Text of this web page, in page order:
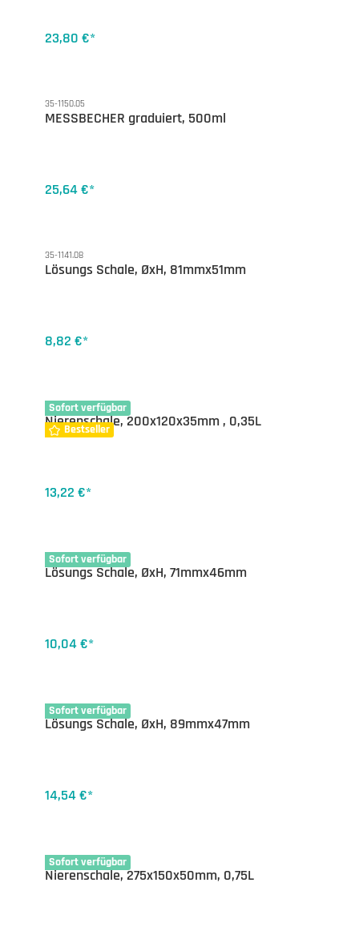
23,80 €*
35-1150.05
MESSBECHER graduiert, 500ml
25,64 €*
35-1141.08
Lösungs Schale, ØxH, 81mmx51mm
8,82 €*
Sofort verfügbar
Bestseller
35-1149.20
Nierenschale, 200x120x35mm , 0,35L
13,22 €*
Sofort verfügbar
35-1141.06
Lösungs Schale, ØxH, 71mmx46mm
10,04 €*
Sofort verfügbar
35-1141.10
Lösungs Schale, ØxH, 89mmx47mm
14,54 €*
Sofort verfügbar
35-1149.27
Nierenschale, 275x150x50mm, 0,75L